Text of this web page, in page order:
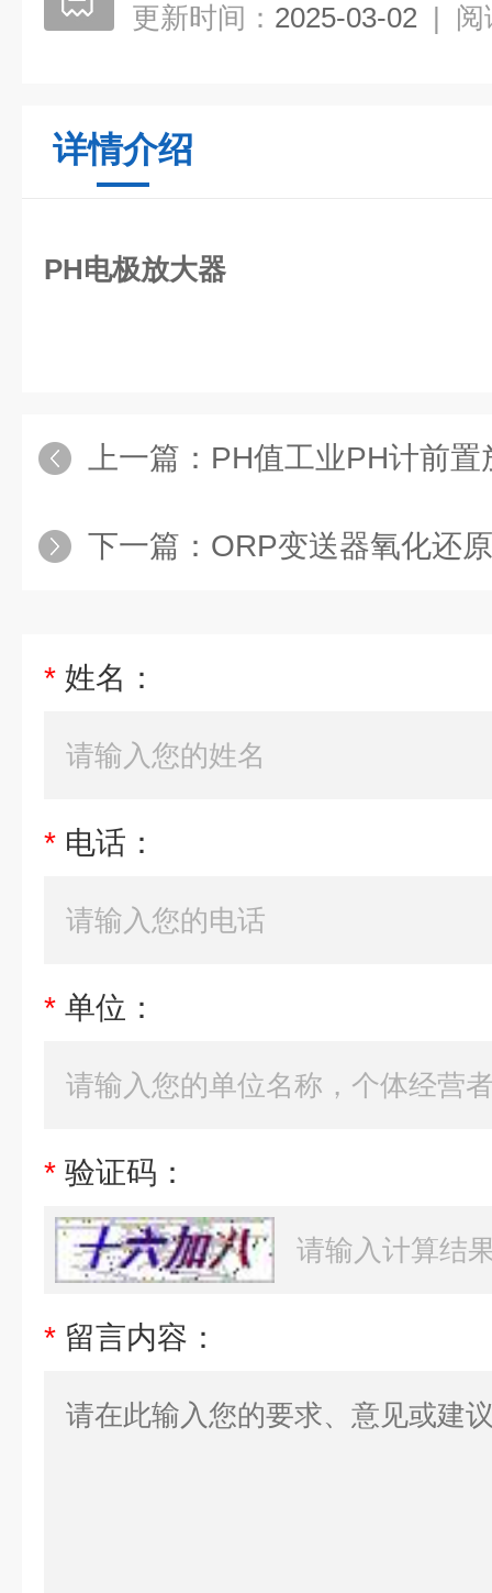
更新时间： 2025-03-02 | 阅
详情介绍
PH电极放大器
上一篇： PH值工业PH计前
下一篇： ORP变送器氧化还原电
* 姓名：
* 电话：
* 单位：
* 验证码：
* 留言内容：